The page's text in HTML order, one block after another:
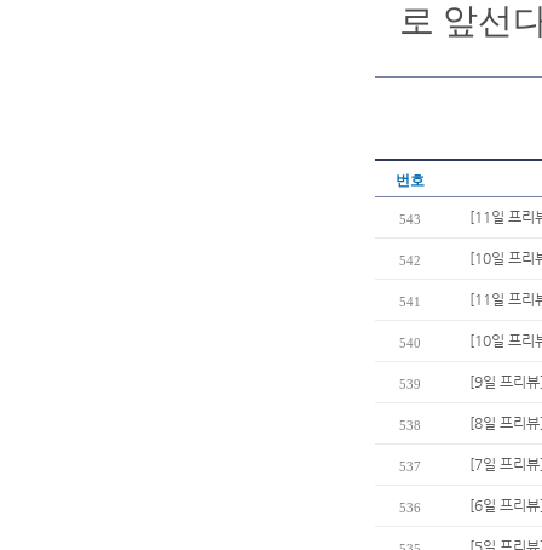
로 앞선
번호
543 [11일 프리
542 [10일 프리
541 [11일 프리
540 [10일 프리
539 [9일 프리
538 [8일 프리
537 [7일 프리
536 [6일 프리
[5일 프리